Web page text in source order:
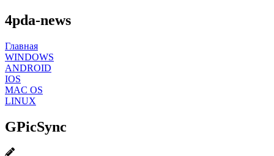
4pda-news
Главная
WINDOWS
ANDROID
IOS
MAC OS
LINUX
GPicSync